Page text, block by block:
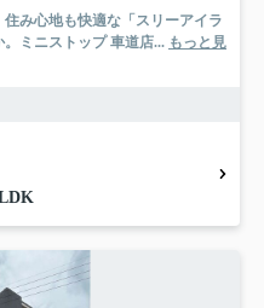
み心地も快適な「スリーアイラ
ミニストップ 車道店... もっと見